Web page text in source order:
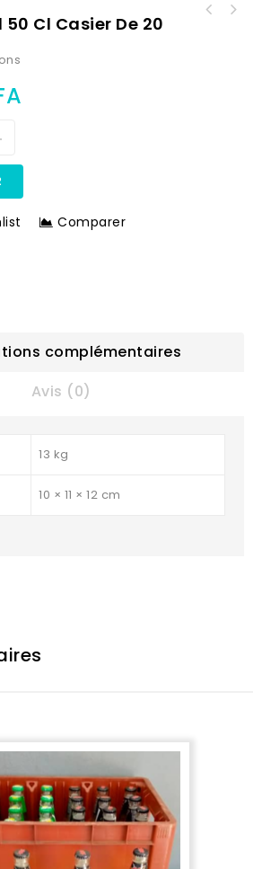
Cl Casier De 20
Comparer
complémentaires
Avis (0)
13 kg
10 × 11 × 12 cm